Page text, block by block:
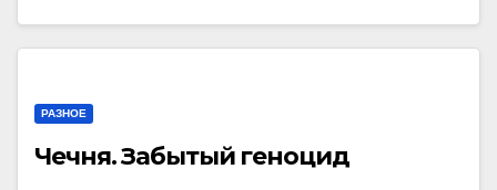
РАЗНОЕ
Чечня. Забытый геноцид